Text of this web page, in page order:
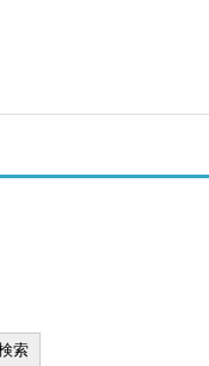
索